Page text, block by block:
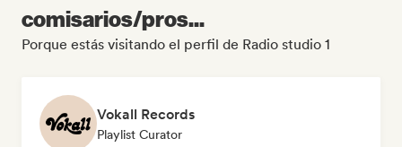
comisarios/pros...
Porque estás visitando el perfil de Radio studio 1
Vokall Records
Playlist Curator